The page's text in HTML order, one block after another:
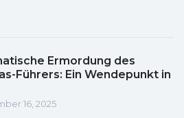
Ermordung des
Führers: Ein Wendepunkt in
16, 2025